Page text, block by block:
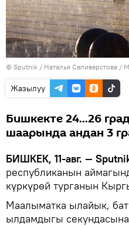
© Sputnik / Наталья Селиверстова /
Жазылуу
Бишкекте 24...26
шаарында андан 3
БИШКЕК, 11-авг. —
республиканын
күркүрөй турганын
Маалыматка ылайык,
ылдамдыгы